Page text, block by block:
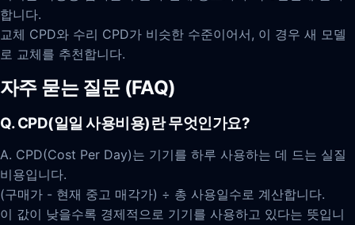
합니다.
교체 CPD와 수리 CPD가 비슷한 수준이어서, 이 경우 새 모델
로 교체를 추천합니다.
자주 묻는 질문 (FAQ)
Q. CPD(일일 사용비용)란 무엇인가요?
A. CPD(Cost Per Day)는 기기를 하루 사용하는 데 드는 실질
비용입니다.
(구매가 - 현재 중고 매각가) ÷ 총 사용일수로 계산합니다.
이 값이 낮을수록 경제적으로 기기를 사용하고 있다는 뜻입니